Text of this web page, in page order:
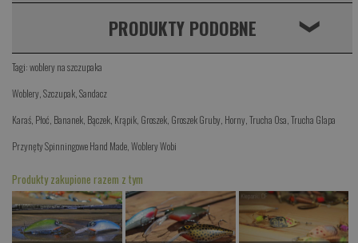
PRODUKTY PODOBNE ❮
Tagi:woblery na szczupaka
Woblery ,Szczupak ,Sandacz
Karaś Płoć Bananek Bączek Krąpik Groszek Groszek Gruby Horny ,Trucha Osa ,Trucha Glapa
Przynęty Spinningowe Hand Made ,Woblery Wobi
Produkty zakupione razem z tym